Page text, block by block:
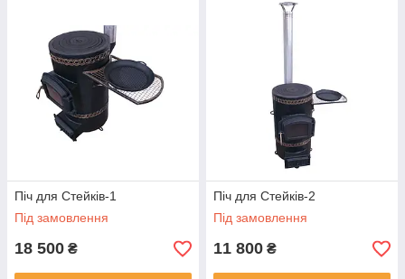
Піч для Стейків-1
Під замовлення
18 500 ₴
Піч для Стейків-2
Під замовлення
11 800 ₴